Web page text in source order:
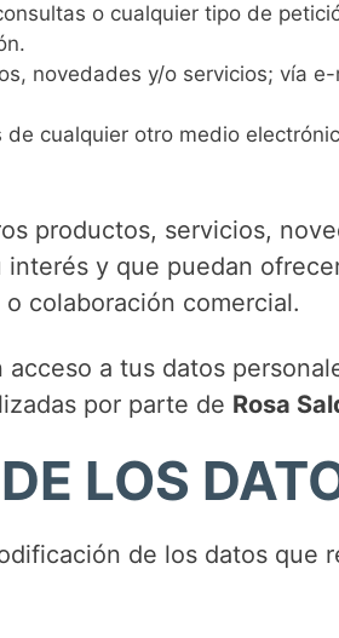
o cualquier tipo de
novedades y/o servicios; vía
cualquier otro medio
productos, servicios,
y que puedan
colaboración comercial.
a tus datos
por parte de Rosa
LOS
de los datos que